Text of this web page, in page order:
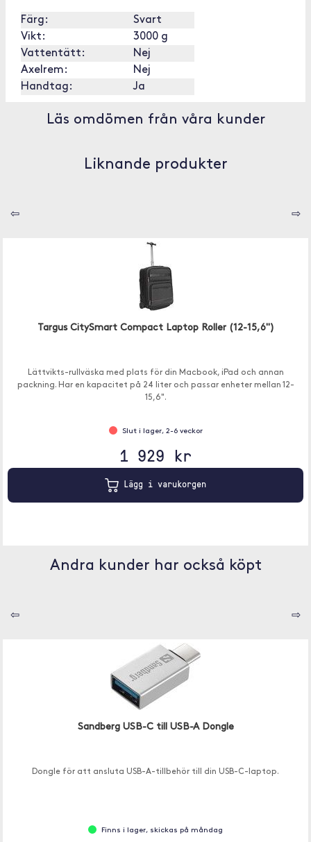
Färg:
Svart
Vikt:
3000 g
Vattentätt:
Nej
Axelrem:
Nej
Handtag:
Ja
Läs omdömen från våra kunder
Liknande produkter
⇦ ⇨
Targus CitySmart Compact Laptop Roller (12-15,6")
Lättvikts-rullväska med plats för din Macbook, iPad och annan
packning. Har en kapacitet på 24 liter och passar enheter mellan 12-
15,6".
Slut i lager, 2-6 veckor
1 929 kr
Lägg i varukorgen
Andra kunder har också köpt
⇦ ⇨
Sandberg USB-C till USB-A Dongle
Dongle för att ansluta USB-A-tillbehör till din USB-C-laptop.
Finns i lager, skickas på måndag